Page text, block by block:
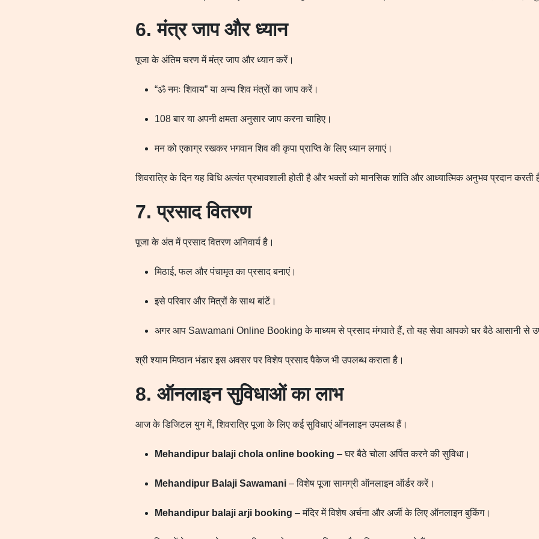
6. मंत्र जाप और ध्यान
पूजा के अंतिम चरण में मंत्र जाप और ध्यान करें।
“ॐ नमः शिवाय” या अन्य शिव मंत्रों का जाप करें।
108 बार या अपनी क्षमता अनुसार जाप करना चाहिए।
मन को एकाग्र रखकर भगवान शिव की कृपा प्राप्ति के लिए ध्यान लगाएं।
शिवरात्रि के दिन यह विधि अत्यंत प्रभावशाली होती है और भक्तों को मानसिक शांति और आध्यात्मिक अनुभव प्रदान करती
7. प्रसाद वितरण
पूजा के अंत में प्रसाद वितरण अनिवार्य है।
मिठाई, फल और पंचामृत का प्रसाद बनाएं।
इसे परिवार और मित्रों के साथ बांटें।
अगर आप Sawamani Online Booking के माध्यम से प्रसाद मंगवाते हैं, तो यह सेवा आपको घर बैठे आसानी से
श्री श्याम मिष्ठान भंडार इस अवसर पर विशेष प्रसाद पैकेज भी उपलब्ध कराता है।
8. ऑनलाइन सुविधाओं का लाभ
आज के डिजिटल युग में, शिवरात्रि पूजा के लिए कई सुविधाएं ऑनलाइन उपलब्ध हैं।
Mehandipur balaji chola online booking – घर बैठे चोला अर्पित करने की सुविधा।
Mehandipur Balaji Sawamani – विशेष पूजा सामग्री ऑनलाइन ऑर्डर करें।
Mehandipur balaji arji booking – मंदिर में विशेष अर्चना और अर्जी के लिए ऑनलाइन बुकिंग।